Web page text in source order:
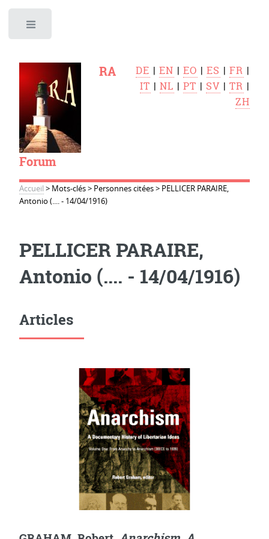
RA
Forum
DE |EN |EO |ES |FR |
IT |NL |PT | SV |TR |
ZH
Accueil > Mots-clés> Personnes citées> PELLICER PARAIRE,
Antonio (.... - 14/04/1916)
PELLICER PARAIRE,
Antonio (.... - 14/04/1916)
Articles